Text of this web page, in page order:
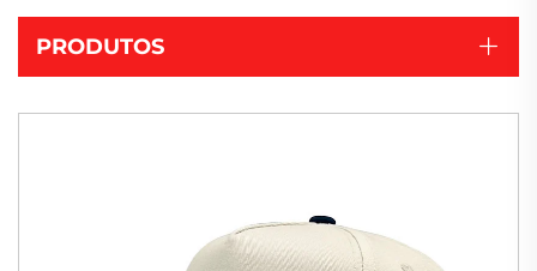
PRODUTOS